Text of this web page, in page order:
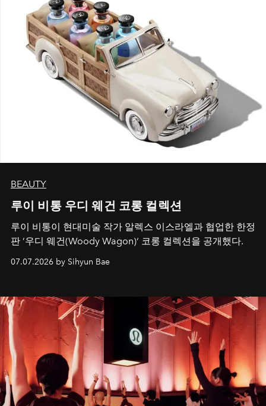
BEAUTY
루이 비통 우디 웨건 코롱 컬렉션
루이 비통이 현대미술 작가 알렉스 이스라엘과 협업한 한정
판 ’우디 웨건(Woody Wagon)‘ 코롱 컬렉션을 공개했다.
07.07.2026 by Sihyun Bae